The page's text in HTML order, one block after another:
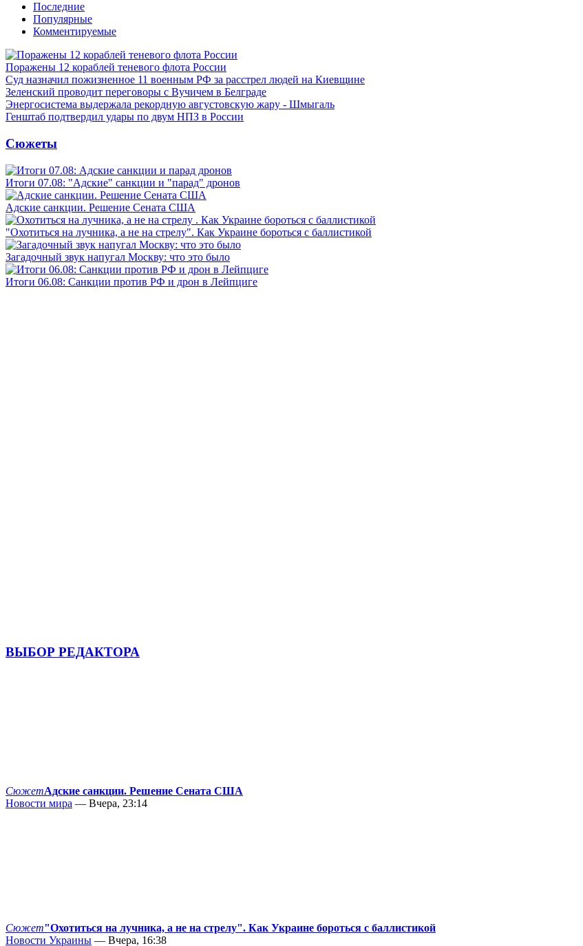
Последние
Популярные
Комментируемые
Поражены 12 кораблей теневого флота России
Суд назначил пожизненное 11 военным РФ за расстрел людей на Киевщине
Зеленский проводит переговоры с Вучичем в Белграде
Энергосистема выдержала рекордную августовскую жару - Шмыгаль
Генштаб подтвердил удары по двум НПЗ в России
Сюжеты
Итоги 07.08: "Адские" санкции и "парад" дронов
Адские санкции. Решение Сената США
"Охотиться на лучника, а не на стрелу". Как Украине бороться с баллистикой
Загадочный звук напугал Москву: что это было
Итоги 06.08: Санкции против РФ и дрон в Лейпциге
ВЫБОР РЕДАКТОРА
СюжетАдские санкции. Решение Сената США
Новости мира — Вчера, 23:14
Сюжет"Охотиться на лучника, а не на стрелу". Как Украине бороться с баллистикой
Новости Украины — Вчера, 16:38